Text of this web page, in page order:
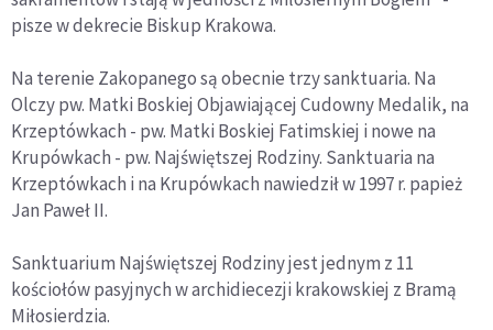
pisze w dekrecie Biskup Krakowa.
Na terenie Zakopanego są obecnie trzy sanktuaria. Na
Olczy pw. Matki Boskiej Objawiającej Cudowny Medalik, na
Krzeptówkach - pw. Matki Boskiej Fatimskiej i nowe na
Krupówkach - pw. Najświętszej Rodziny. Sanktuaria na
Krzeptówkach i na Krupówkach nawiedził w 1997 r. papież
Jan Paweł II.
Sanktuarium Najświętszej Rodziny jest jednym z 11
kościołów pasyjnych w archidiecezji krakowskiej z Bramą
Miłosierdzia.